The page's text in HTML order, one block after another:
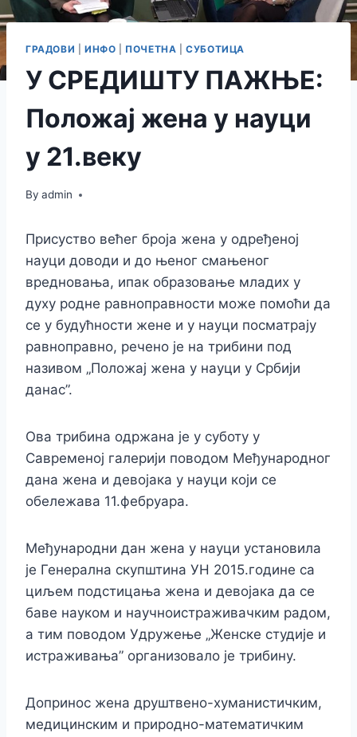
ГРАДОВИ ИНФО ПОЧЕТНА |СУБОТИЦА
У СРЕДИШТУ ПАЖЊЕ:
Положај жена у науци
у 21.веку
By admin
Присуство већег броја жена у одређеној
науци доводи и до њеног смањеног
вредновања, ипак образовање младих у
духу родне равноправности може помоћи да
се у будућности жене и у науци посматрају
равноправно, речено је на трибини под
називом „Положај жена у науци у Србији
данас”.
Ова трибина одржана је у суботу у
Савременој галерији поводом Међународног
дана жена и девојака у науци који се
обележава 11.фебруара.
Међународни дан жена у науци установила
је Генерална скупштина УН 2015.године са
циљем подстицања жена и девојака да се
баве науком и научноистраживачким радом,
а тим поводом Удружење „Женске студије и
истраживања” организовало је трибину.
Допринос жена друштвено-хуманистичким,
медицинским и природно-математичким